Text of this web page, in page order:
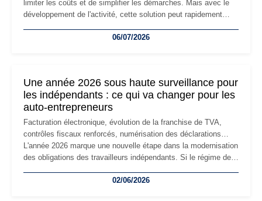
limiter les coûts et de simplifier les démarches. Mais avec le
développement de l'activité, cette solution peut rapidement
professionnels, recrutement, image de marque… Le
06/07/2026
Une année 2026 sous haute surveillance pour
les indépendants : ce qui va changer pour les
auto-entrepreneurs
Facturation électronique, évolution de la franchise de TVA,
contrôles fiscaux renforcés, numérisation des déclarations…
L'année 2026 marque une nouvelle étape dans la modernisation
des obligations des travailleurs indépendants. Si le régime de
les auto-entrepreneurs devront s'adapter à un environnement
02/06/2026